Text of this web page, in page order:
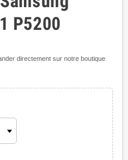
P5200
directement sur notre boutique